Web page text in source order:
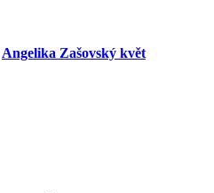
Angelika Zašovský květ